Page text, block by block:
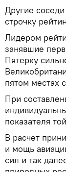
Другие
строчку
Лидером
занявшие
Пятерку
пятом местах
При
показателя
В расчет
и мощь
сил и так